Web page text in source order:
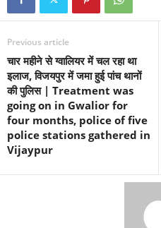
Previous article
चार महीने से ग्वालियर में चल रहा था
इलाज, विजयपुर में जमा हुई पांच थानों
की पुलिस | Treatment was
going on in Gwalior for
four months, police of five
police stations gathered in
Vijaypur